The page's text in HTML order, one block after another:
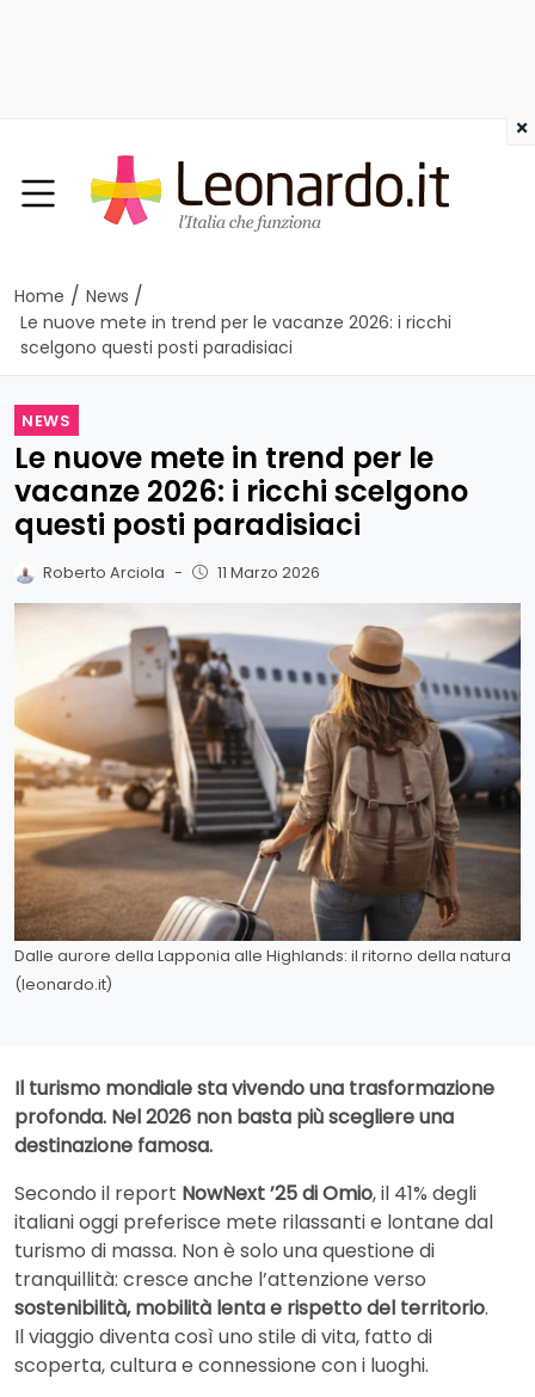
Home / News /
Le nuove mete in trend per le vacanze 2026: i ricchi
scelgono questi posti paradisiaci
NEWS
Le nuove mete in trend per le
vacanze 2026: i ricchi scelgono
questi posti paradisiaci
Roberto Arciola - 11 Marzo 2026
Dalle aurore della Lapponia alle Highlands: il ritorno della natura
(leonardo.it)
Il turismo mondiale sta vivendo una trasformazione
profonda. Nel 2026 non basta più scegliere una
destinazione famosa.
Secondo il report NowNext ’25 di Omio, il 41% degli
italiani oggi preferisce mete rilassanti e lontane dal
turismo di massa. Non è solo una questione di
tranquillità: cresce anche l’attenzione verso
sostenibilità, mobilità lenta e rispetto del territorio.
Il viaggio diventa così uno stile di vita, fatto di
scoperta, cultura e connessione con i luoghi.
×